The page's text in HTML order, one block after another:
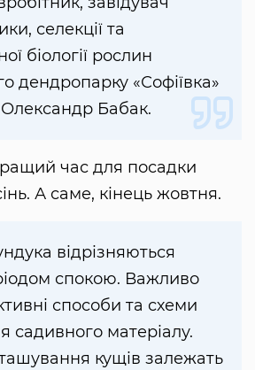
селекції та
біології рослин
дендропарку «Софіївка»
Бабак.
час для посадки
А саме, кінець жовтня.
відрізняються
спокою. Важливо
способи та схеми
садивного матеріалу.
кущів залежать